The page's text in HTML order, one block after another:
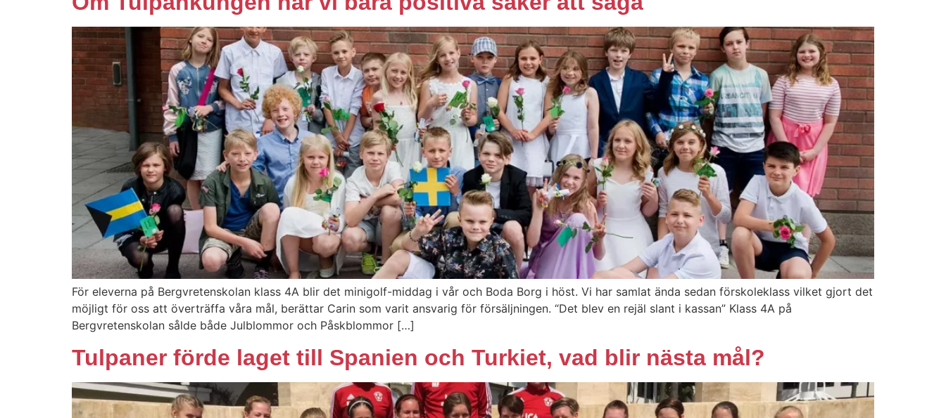
För eleverna på Bergvretenskolan klass 4A blir det minigolf-middag i vår och Boda Borg i höst. Vi har samlat ända sedan förskoleklass vilket gjort det
möjligt för oss att överträffa våra mål, berättar Carin som varit ansvarig för försäljningen. “Det blev en rejäl slant i kassan” Klass 4A på
Bergvretenskolan sålde både Julblommor och Påskblommor […]
Tulpaner förde laget till Spanien och Turkiet, vad blir nästa mål?